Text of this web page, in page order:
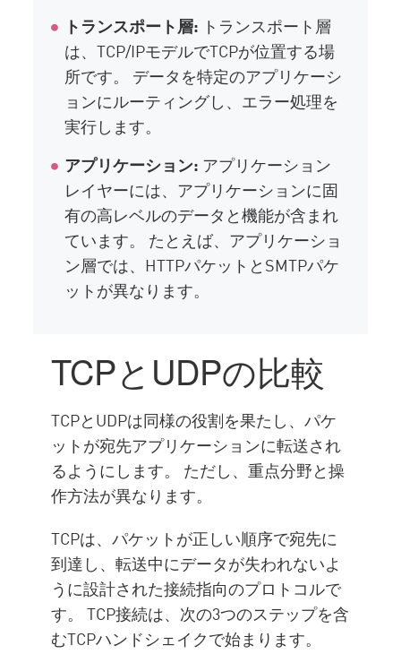
トランスポート層: トランスポート層
は、TCP/IPモデルでTCPが位置する場
所です。 データを特定のアプリケーシ
ョンにルーティングし、エラー処理を
実行します。
アプリケーション: アプリケーション
レイヤーには、アプリケーションに固
有の高レベルのデータと機能が含まれ
ています。 たとえば、アプリケーショ
ン層では、HTTPパケットとSMTPパケ
ットが異なります。
TCPとUDPの比較
TCPとUDPは同様の役割を果たし、パケ
ットが宛先アプリケーションに転送され
るようにします。 ただし、重点分野と操
作方法が異なります。
TCPは、パケットが正しい順序で宛先に
到達し、転送中にデータが失われないよ
うに設計された接続指向のプロトコルで
す。 TCP接続は、次の3つのステップを含
むTCPハンドシェイクで始まります。